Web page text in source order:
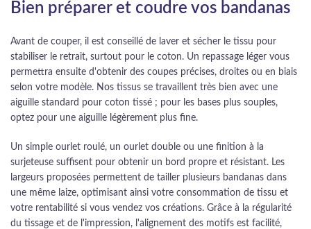
Bien préparer et coudre vos bandanas
Avant de couper, il est conseillé de laver et sécher le tissu pour
stabiliser le retrait, surtout pour le coton. Un repassage léger vous
permettra ensuite d'obtenir des coupes précises, droites ou en biais
selon votre modèle. Nos tissus se travaillent très bien avec une
aiguille standard pour coton tissé ; pour les bases plus souples,
optez pour une aiguille légèrement plus fine.
Un simple ourlet roulé, un ourlet double ou une finition à la
surjeteuse suffisent pour obtenir un bord propre et résistant. Les
largeurs proposées permettent de tailler plusieurs bandanas dans
une même laize, optimisant ainsi votre consommation de tissu et
votre rentabilité si vous vendez vos créations. Grâce à la régularité
du tissage et de l'impression, l'alignement des motifs est facilité,